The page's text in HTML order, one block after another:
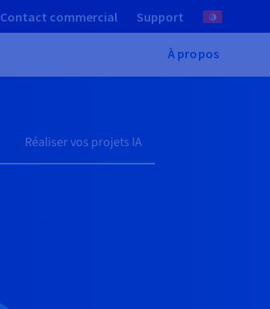
Contact commercial Support
À propos
Réaliser vos projets IA